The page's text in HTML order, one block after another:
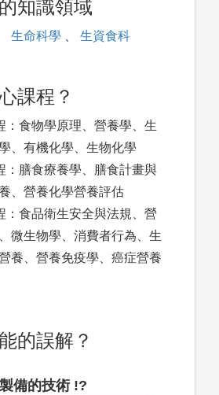
知識領域
生命科學 、 生資食科
課程？
：食物學原理、營養學、生
、有機化學、生物化學
：膳食療養學、膳食計畫與
、營養化學營養評估
：食品衛生安全與法規、營
微生物學、消費者行為、生
養、營養免疫學、癌症營養
的誤解？
備的技術 !?